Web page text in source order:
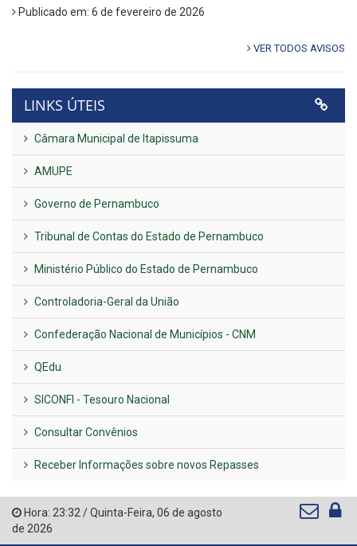
Publicado em: 6 de fevereiro de 2026
VER TODOS AVISOS
LINKS ÚTEIS
Câmara Municipal de Itapissuma
AMUPE
Governo de Pernambuco
Tribunal de Contas do Estado de Pernambuco
Ministério Público do Estado de Pernambuco
Controladoria-Geral da União
Confederação Nacional de Municípios - CNM
QEdu
SICONFI - Tesouro Nacional
Consultar Convênios
Receber Informações sobre novos Repasses
Hora: 23:32/Quinta-Feira, 06 de agosto
de 2026